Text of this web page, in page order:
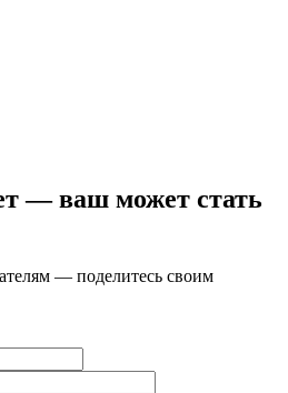
— ваш может стать
— поделитесь своим